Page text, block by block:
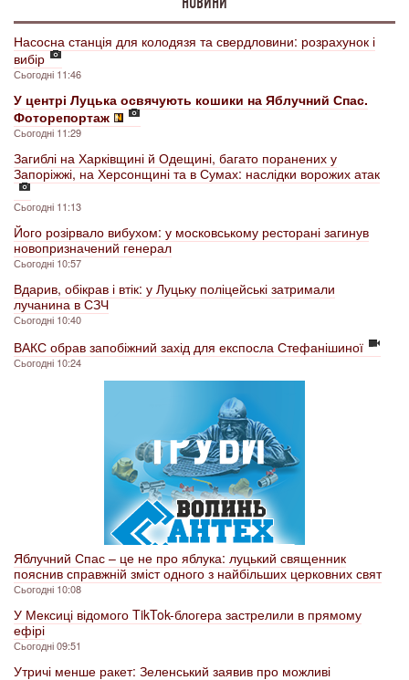
Насосна станція для колодязя та свердловини: розрахунок і
вибір
Сьогодні 11:46
У центрі Луцька освячують кошики на Яблучний Спас.
Фоторепортаж
Сьогодні 11:29
Загиблі на Харківщині й Одещині, багато поранених у
Запоріжжі, на Херсонщині та в Сумах: наслідки ворожих атак
Сьогодні 11:13
Його розірвало вибухом: у московському ресторані загинув
новопризначений генерал
Сьогодні 10:57
Вдарив, обікрав і втік: у Луцьку поліцейські затримали
лучанина в СЗЧ
Сьогодні 10:40
ВАКС обрав запобіжний захід для експосла Стефанішиної
Сьогодні 10:24
Яблучний Спас – це не про яблука: луцький священник
пояснив справжній зміст одного з найбільших церковних свят
Сьогодні 10:08
У Мексиці відомого TikTok-блогера застрелили в прямому
ефірі
Сьогодні 09:51
Утричі менше ракет: Зеленський заявив про можливі